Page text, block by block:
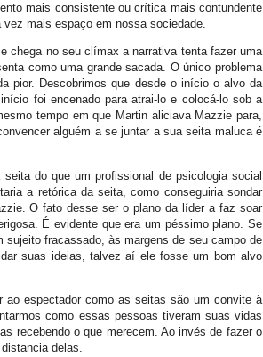
mais consistente ou crítica mais contundente
mais espaço em nossa sociedade.
chega no seu clímax a narrativa tenta fazer uma
como uma grande sacada. O único problema
pior. Descobrimos que desde o início o alvo da
foi encenado para atrai-lo e colocá-lo sob a
tempo em que Martin aliciava Mazzie para,
alguém a se juntar a sua seita maluca é
do que um profissional de psicologia social
a retórica da seita, como conseguiria sondar
O fato desse ser o plano da líder a faz soar
É evidente que era um péssimo plano. Se
fracassado, às margens de seu campo de
suas ideias, talvez aí ele fosse um bom alvo
espectador como as seitas são um convite à
como essas pessoas tiveram suas vidas
recebendo o que merecem. Ao invés de fazer o
delas.